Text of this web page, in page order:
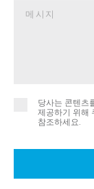
당사는 콘텐츠
제공하기 위해
참조하세요.